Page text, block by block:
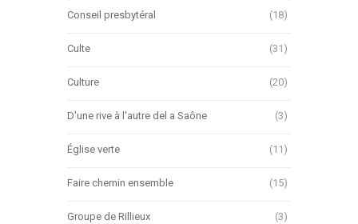
Conseil presbytéral (18)
Culte (31)
Culture (20)
D'une rive à l'autre del a Saône (3)
Église verte (11)
Faire chemin ensemble (15)
Groupe de Rillieux (3)